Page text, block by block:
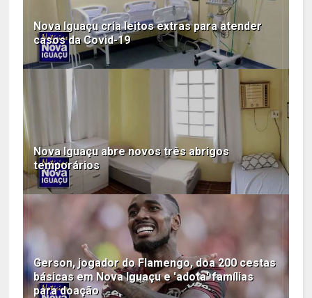
Nova Iguaçu cria leitos extras para atender
casos da Covid-19
Nova Iguaçu abre novos três abrigos
temporários
Gerson, jogador do Flamengo, doa 200 cestas
básicas em Nova Iguaçu e 'adota' famílias
para doação